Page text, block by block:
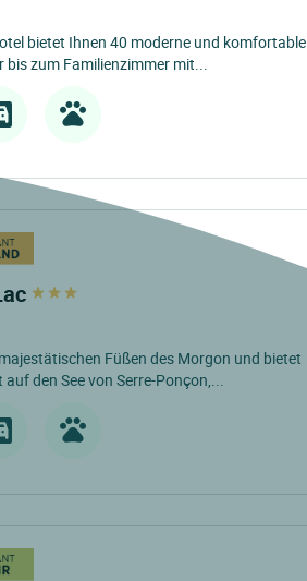
bietet Ihnen 40 moderne und komfortable
bis zum Familienzimmer mit...
Füßen des Morgon und bietet
den See von Serre-Ponçon,...